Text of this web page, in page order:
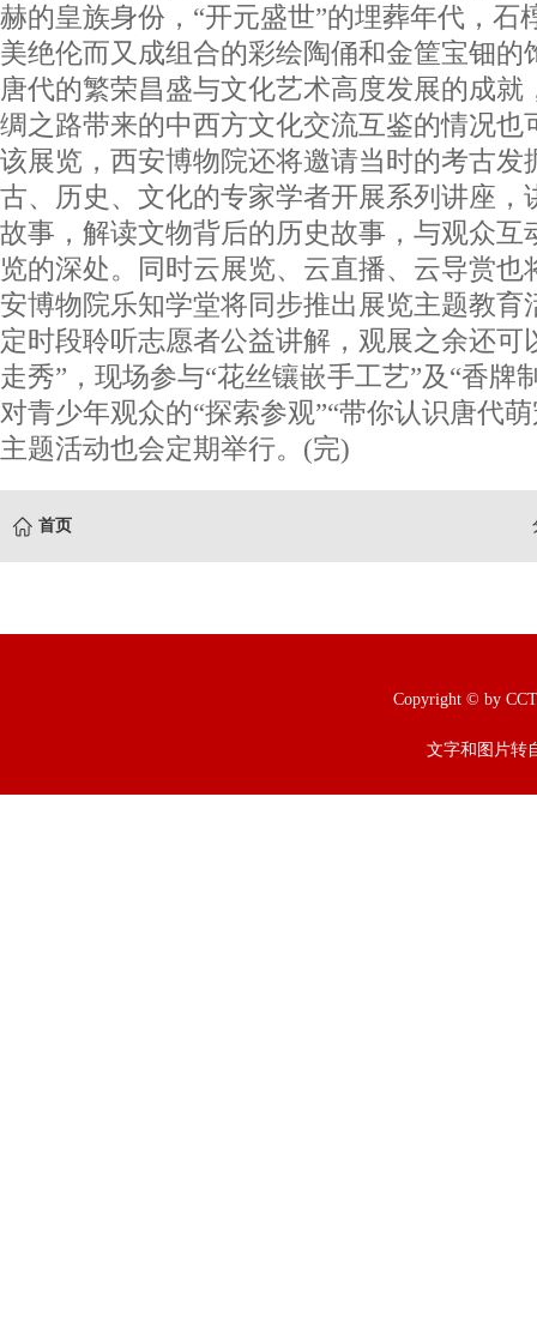
赫的皇族身份，“开元盛世”的埋葬年代，石
美绝伦而又成组合的彩绘陶俑和金筐宝钿的
唐代的繁荣昌盛与文化艺术高度发展的成就
绸之路带来的中西方文化交流互鉴的情
该展览，西安博物院还将邀请当时的考古发
古、历史、文化的专家学者开展系列讲座，
故事，解读文物背后的历史故事，与观众互
览的深处。同时云展览、云直播、云导
安博物院乐知学堂将同步推出展览主题教育
定时段聆听志愿者公益讲解，观展之余还可
走秀”，现场参与“花丝镶嵌手工艺”及“香牌
对青少年观众的“探索参观”“带你认识唐代
主题活动也会定期举行。(完)
首页
Copyright © by
文字和图片转